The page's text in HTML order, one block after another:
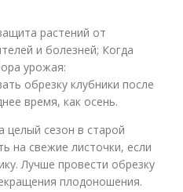
растений от
и болезней; Когда
урожая:
обрезку клубники после
время, как осень.
целый сезон в старой
на свежие листочки, если
Лучше провести обрезку
плодоношения.